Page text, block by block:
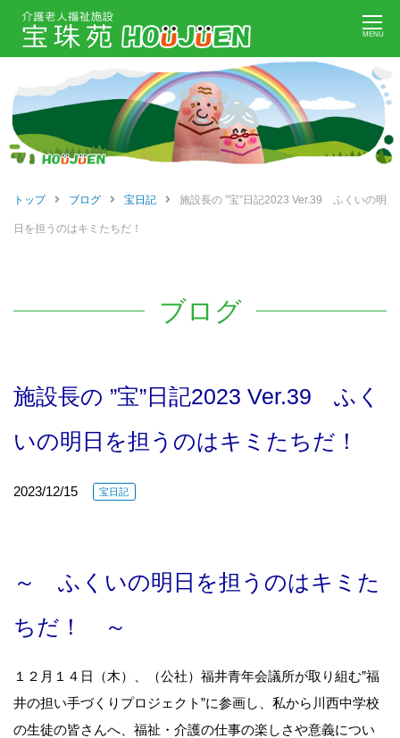
Skip
MENU
トップ ブログ 宝日記 施設長の ”宝”日記2023 Ver.39 ふくいの明
日を担うのはキミたちだ！
ブログ
施設長の ”宝”日記2023 Ver.39 ふく
いの明日を担うのはキミたちだ！
2023/12/15 宝日記
～ ふくいの明日を担うのはキミた
ちだ！ ～
１２月１４日（木）、（公社）福井青年会議所が取り組む”福
井の担い手づくりプロジェクト”に参画し、私から川西中学校
の生徒の皆さんへ、福祉・介護の仕事の楽しさや意義につい